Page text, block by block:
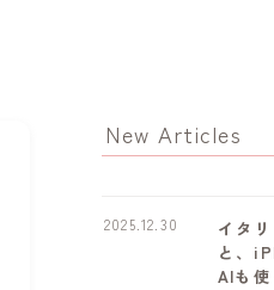
New Articles
イタ
と、
AIも使
2025.12.30